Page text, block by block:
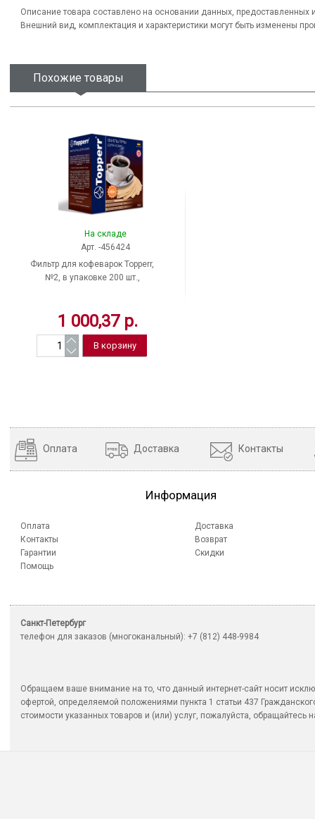
Описание товара составлено на основании данных, предоставленных
Внешний вид, комплектация и характеристики могут быть изменены
Похожие товары
На складе
Арт. -456424
Фильтр для кофеварок Topperr,
№2, в упаковке 200 шт.,
1 000,37 р.
Оплата Доставка Контакты
Информация
Оплата
Контакты
Гарантии
Помощь
Доставка
Возврат
Скидки
Санкт-Петербург
телефон для заказов (многоканальный): +7 (812) 448-9984
Обращаем ваше внимание на то, что данный интернет-сайт носит
офертой, определяемой положениями пункта 1 статьи 437
стоимости указанных товаров и (или) услуг, пожалуйста, обращайтесь